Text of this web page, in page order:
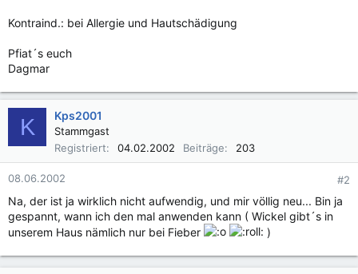
Kontraind.: bei Allergie und Hautschädigung
Pfiat´s euch
Dagmar
K Kps2001
Stammgast
Registriert
04.02.2002 Beiträge 203
08.06.2002 #2
Na, der ist ja wirklich nicht aufwendig, und mir völlig neu... Bin ja
gespannt, wann ich den mal anwenden kann ( Wickel gibt´s in
unserem Haus nämlich nur bei Fieber
)